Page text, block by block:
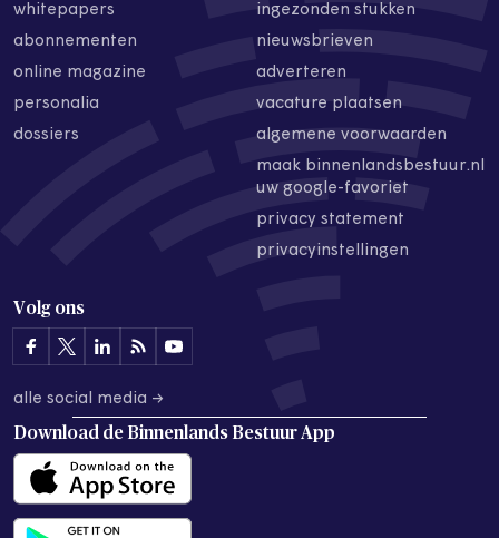
whitepapers
abonnementen
online magazine
personalia
dossiers
ingezonden stukken
nieuwsbrieven
adverteren
vacature plaatsen
algemene voorwaarden
maak binnenlandsbestuur.nl
uw google-favoriet
privacy statement
privacyinstellingen
Volg ons
alle social media →
Download de Binnenlands Bestuur App